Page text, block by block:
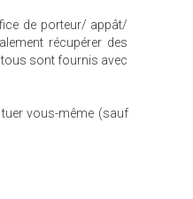
de porteur/ appât/
récupérer des
sont fournis avec
vous-même (sauf